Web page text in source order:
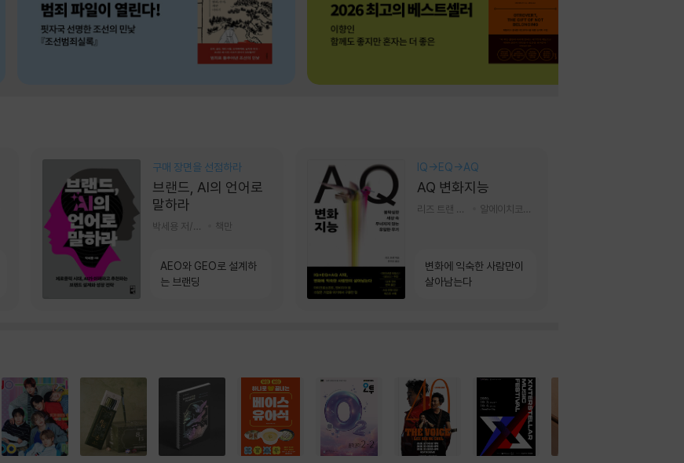
구매 장면을 선점하라
브랜드, AI의 언어로
말하라
책만
AEO와 GEO로 설계하
는 브랜딩
IQ→EQ→AQ
AQ 변화지능
변화에 익숙한 사람만이
살아남는다